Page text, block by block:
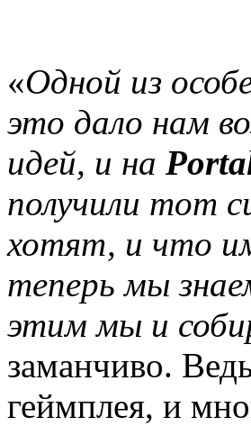
«Одной из
это дало нам
идей, и на
получили тот
хотят, и что
теперь мы
этим мы и
заманчиво.
геймплея, и